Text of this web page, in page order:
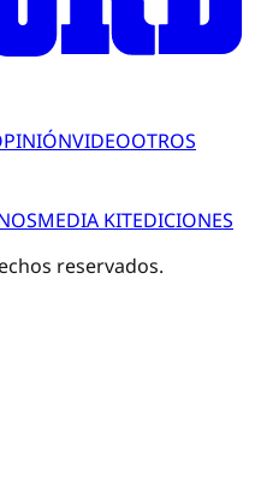
VIDEOOTROS
MEDIA KITEDICIONES
reservados.